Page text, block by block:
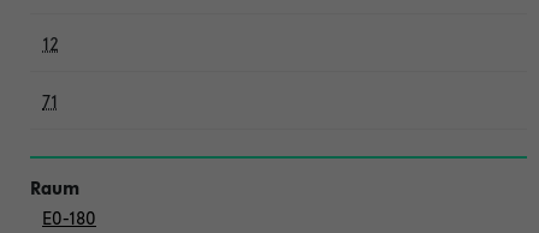
12
71
E0-180